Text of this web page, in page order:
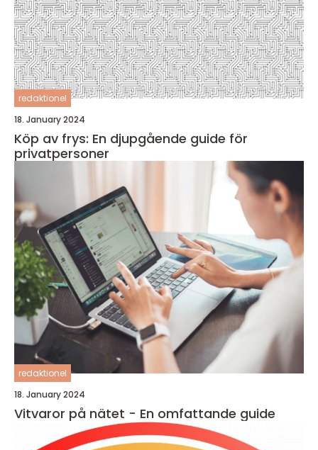
redaktionel
18. January 2024
Köp av frys: En djupgående guide för
privatpersoner
redaktionel
18. January 2024
Vitvaror på nätet - En omfattande guide